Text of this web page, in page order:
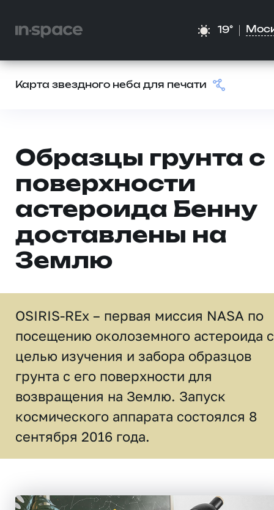
19°
Карта звездного неба для печати
Образцы грунта с
поверхности
астероида Бенну
доставлены на
Землю
OSIRIS-REx – первая миссия NASA по
посещению околоземного астероида с
целью изучения и забора образцов
грунта с его поверхности для
возвращения на Землю. Запуск
космического аппарата состоялся 8
сентября 2016 года.